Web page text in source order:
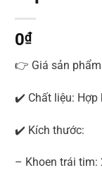
0₫
👉 Giá sản
✔️ Chất liệu: Hợp
✔️ Kích thước:
– Khoen trái tim: